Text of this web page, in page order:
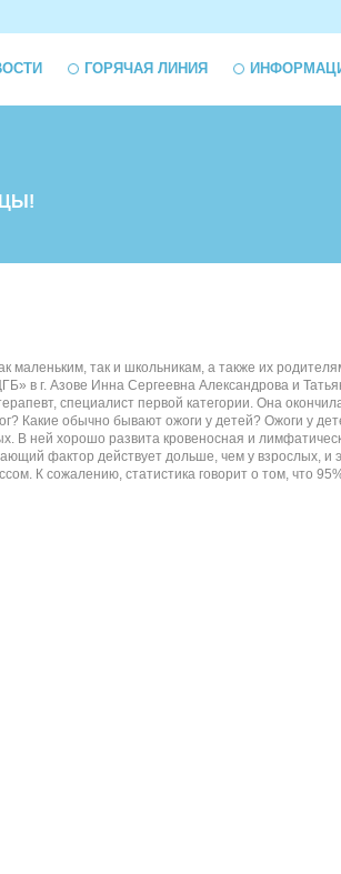
ГОРЯЧАЯ ЛИНИЯ
маленьким, так и школьникам, а также их
в г. Азове Инна Сергеевна Александрова и
специалист первой категории. Она
Какие обычно бывают ожоги у детей? Ожоги у
В ней хорошо развита кровеносная и
фактор действует дольше, чем у взрослых,
К сожалению, статистика говорит о том, что